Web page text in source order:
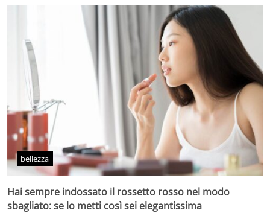
bellezza
Hai sempre indossato il rossetto rosso nel modo
sbagliato: se lo metti così sei elegantissima